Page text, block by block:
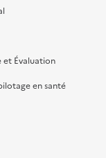
Évaluation
en santé